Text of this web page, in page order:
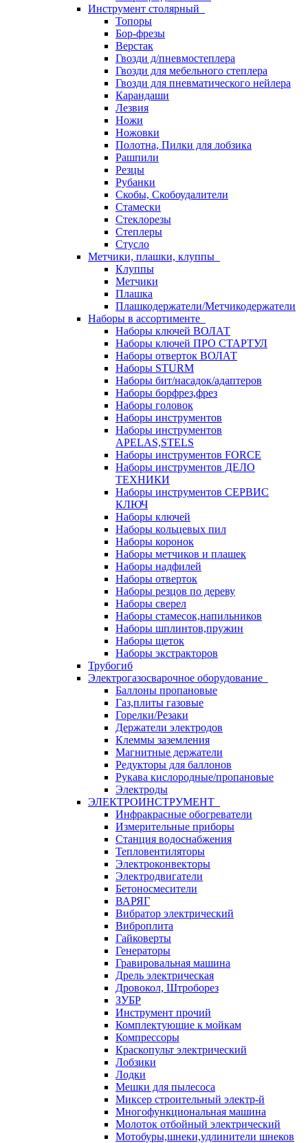
Инструмент столярный
Топоры
Бор-фрезы
Верстак
Гвозди д/пневмостеплера
Гвозди для мебельного степлера
Гвозди для пневматического нейлера
Карандаши
Лезвия
Ножи
Ножовки
Полотна, Пилки для лобзика
Рашпили
Резцы
Рубанки
Скобы, Скобоудалители
Стамески
Стеклорезы
Степлеры
Стусло
Метчики, плашки, клуппы
Клуппы
Метчики
Плашка
Плашкодержатели/Метчикодержатели
Наборы в ассортименте
Наборы ключей ВОЛАТ
Наборы ключей ПРО СТАРТУЛ
Наборы отверток ВОЛАТ
Наборы STURM
Наборы бит/насадок/адаптеров
Наборы борфрез,фрез
Наборы головок
Наборы инструментов
Наборы инструментов
APELAS,STELS
Наборы инструментов FORCE
Наборы инструментов ДЕЛО
ТЕХНИКИ
Наборы инструментов СЕРВИС
КЛЮЧ
Наборы ключей
Наборы кольцевых пил
Наборы коронок
Наборы метчиков и плашек
Наборы надфилей
Наборы отверток
Наборы резцов по дереву
Наборы сверел
Наборы стамесок,напильников
Наборы шплинтов,пружин
Наборы щеток
Наборы экстракторов
Трубогиб
Электрогазосварочное оборудование
Баллоны пропановые
Газ,плиты газовые
Горелки/Резаки
Держатели электродов
Клеммы заземления
Магнитные держатели
Редукторы для баллонов
Рукава кислородные/пропановые
Электроды
ЭЛЕКТРОИНСТРУМЕНТ
Инфракрасные обогреватели
Измерительные приборы
Станция водоснабжения
Тепловентиляторы
Электроконвекторы
Электродвигатели
Бетоносмесители
ВАРЯГ
Вибратор электрический
Виброплита
Гайковерты
Генераторы
Гравировальная машина
Дрель электрическая
Дровокол, Штроборез
ЗУБР
Инструмент прочий
Комплектующие к мойкам
Компрессоры
Краскопульт электрический
Лобзики
Лодки
Мешки для пылесоса
Миксер строительный электр-й
Многофункциональная машина
Молоток отбойный электрический
Мотобуры,шнеки,удлинители шнеков